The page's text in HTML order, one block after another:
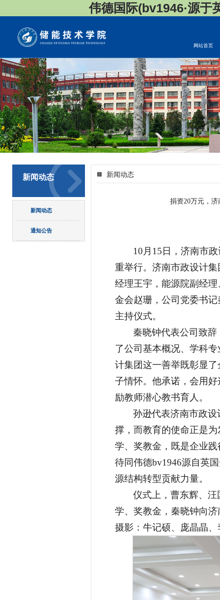
伟德国际(bv1946·源
网站首页
新闻动态
新闻动态
通知公告
新闻动态
捐资20万元，
10月15日，济南市
重举行。济南市政设计
经理王宇，能源院副经
金会赵珊，​公司党委书
主持仪式。
秦晓钟代表公司致
了公司基本概况、学科
计集团这一善举既彰显
子情怀。他承诺，会用
励教师潜心教书育人。
孙逊代表济南市政
撑，而教育的使命正是
学、奖教金，既是企业
待同伟德bv1946源自英
源结构转型贡献力量。
仪式上，曹东辉、
学、奖教金，秦晓钟向
摄影：牛记硕、庞晶晶、